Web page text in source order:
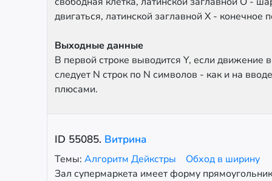
двигаться, латинской заглавной X -
Выходные данные
В первой строке выводится Y, если
следует N строк по N символов - как и на
плюсами.
ID 55085. Витрина
Темы: Алгоритм Дейкстры
Обход в ширину
Зал супермаркета имеет форму